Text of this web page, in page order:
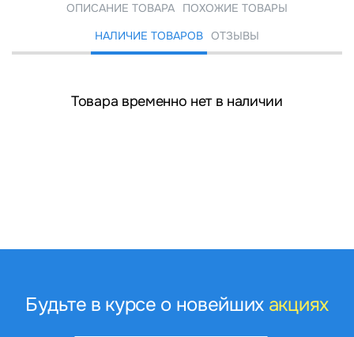
ОПИСАНИЕ ТОВАРА
ПОХОЖИЕ ТОВАРЫ
НАЛИЧИЕ ТОВАРОВ ОТЗЫВЫ
Товара временно нет в наличии
Будьте в курсе о новейших акциях